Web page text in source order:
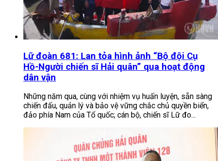
Lữ đoàn 681: Lan tỏa hình ảnh “Bộ đội Cụ
Hồ-Người chiến sĩ Hải quân” qua hoạt động
dân vận
Những năm qua, cùng với nhiệm vụ huấn luyện, sẵn sàng
chiến đấu, quản lý và bảo vệ vững chắc chủ quyền biển,
đảo phía Nam của Tổ quốc; cán bộ, chiến sĩ Lữ đo...